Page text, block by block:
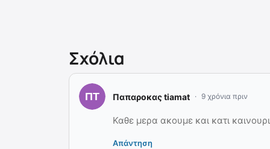
Σχόλια
Παπαροκας tiamat 9 χρόνια πριν
Καθε μερα ακουμε και κατι
Απάντηση